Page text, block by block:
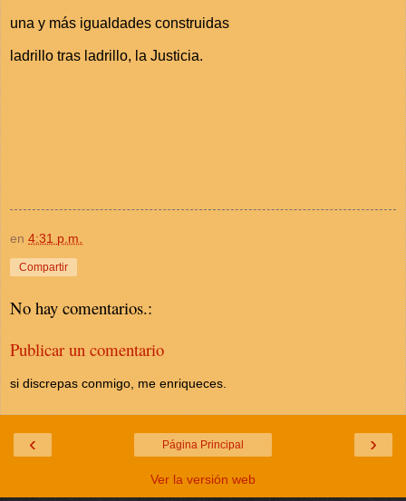
una y más igualdades construidas
ladrillo tras ladrillo, la Justicia.
en 4:31 p.m.
Compartir
No hay comentarios.:
Publicar un comentario
si discrepas conmigo, me enriqueces.
‹ ›
Página Principal
Ver la versión web